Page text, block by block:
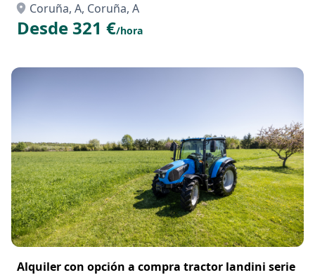
Coruña, A, Coruña, A
Desde 321 €/hora
Alquiler con opción a compra tractor landini serie